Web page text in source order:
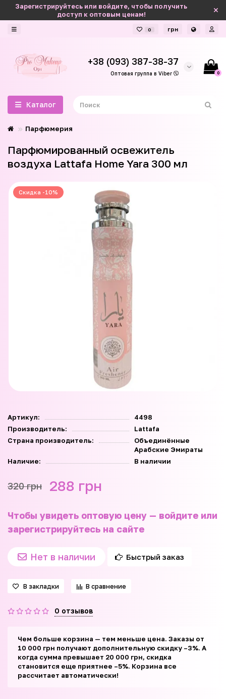
Зарегистрируйтесь или войдите, чтобы получить
доступ к оптовым ценам!
0 грн
+38 (093) 387-38-37
Оптовая группа в Viber 0
Каталог
Парфюмерия
Парфюмированный освежитель
воздуха Lattafa Home Yara 300 мл
Скидка -10%
Артикул:
4498
Производитель:
Lattafa
Страна производитель:
Объединённые
Арабские Эмираты
Наличие:
В наличии
320 грн 288 грн
Чтобы увидеть оптовую цену — войдите или
зарегистрируйтесь на сайте
Нет в наличии Быстрый заказ
В закладки В сравнение
0 отзывов
Чем больше корзина — тем меньше цена. Заказы от
10 000 грн получают дополнительную скидку –3%. А
когда сумма превышает 20 000 грн, скидка
становится еще приятнее –5%. Корзина все
рассчитает автоматически!